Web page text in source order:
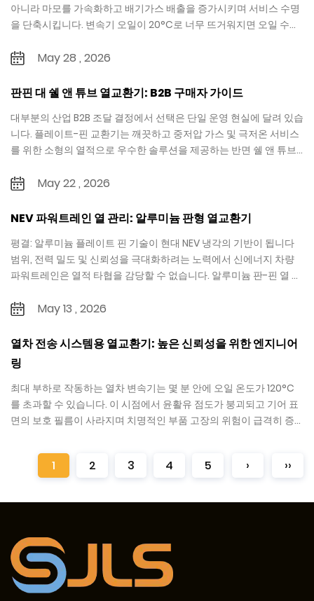
아니라 마모를 가속화하고 배기가스 배출을 증가시키며 서비스 수명
을 단축시킵니다. 변속기 오일이 20°C로 너무 뜨거워지면 오일 수명
May 28 , 2026
판핀 대 쉘 앤 튜브 열교환기: B2B 구매자 가이드
대부분의 산업 B2B 조달 결정에서 선택은 단일 운영 현실에 달려 있습
니다. 플레이트-핀 교환기는 깨끗하고 중저압 가스 및 극저온 서비스
를 위한 소형의 열적으로 우수한 솔루션을 제공하는 반면 쉘 앤 튜브...
May 22 , 2026
NEV 파워트레인 열 관리: 알루미늄 판형 열교환기
평결: 알루미늄 플레이트 핀 기술이 현대 NEV 냉각의 기반이 됩니다
범위, 전력 밀도 및 신뢰성을 극대화하려는 노력에서 신에너지 차량
파워트레인은 열적 타협을 감당할 수 없습니다. 알루미늄 판-핀 열 ...
May 13 , 2026
열차 전송 시스템용 열교환기: 높은 신뢰성을 위한 엔지니어
링
최대 부하로 작동하는 열차 변속기는 몇 분 안에 오일 온도가 120°C
를 초과할 수 있습니다. 이 시점에서 윤활유 점도가 붕괴되고 기어 표
면의 보호 필름이 사라지며 치명적인 부품 고장의 위험이 급격히 증
1 2 3 4 5 › ››